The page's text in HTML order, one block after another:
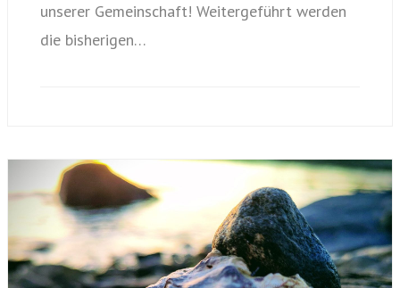
unserer Gemeinschaft! Weitergeführt werden
die bisherigen…